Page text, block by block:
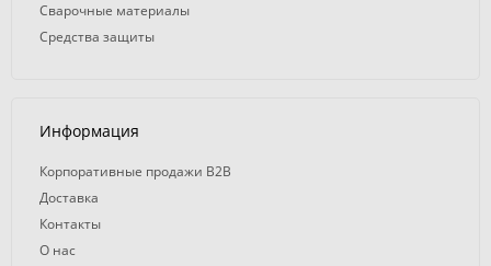
Сварочные материалы
Средства защиты
Информация
Корпоративные продажи B2B
Доставка
Контакты
О нас